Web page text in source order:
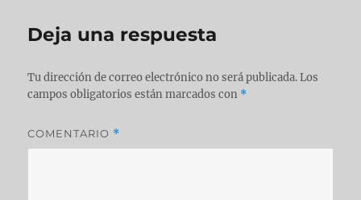
Deja una respuesta
Tu dirección de correo electrónico no será publicada. Los
campos obligatorios están marcados con *
COMENTARIO *